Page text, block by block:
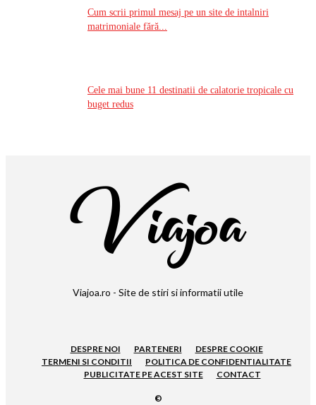
Cum scrii primul mesaj pe un site de intalniri
matrimoniale fără...
Cele mai bune 11 destinatii de calatorie tropicale cu
buget redus
Viajoa.ro - Site de stiri si informatii utile
DESPRE NOI PARTENERI
DESPRE COOKIE
TERMENI SI CONDITII
POLITICA DE CONFIDENTIALITATE
PUBLICITATE PE ACEST SITE
CONTACT
©